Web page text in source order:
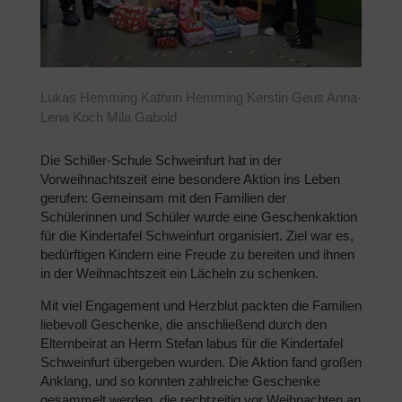
Lukas Hemming Kathrin Hemming Kerstin Geus Anna-
Lena Koch Mila Gabold
Die Schiller-Schule Schweinfurt hat in der
Vorweihnachtszeit eine besondere Aktion ins Leben
gerufen: Gemeinsam mit den Familien der
Schülerinnen und Schüler wurde eine Geschenkaktion
für die Kindertafel Schweinfurt organisiert. Ziel war es,
bedürftigen Kindern eine Freude zu bereiten und ihnen
in der Weihnachtszeit ein Lächeln zu schenken.
Mit viel Engagement und Herzblut packten die Familien
liebevoll Geschenke, die anschließend durch den
Elternbeirat an Herrn Stefan labus für die Kindertafel
Schweinfurt übergeben wurden. Die Aktion fand großen
Anklang, und so konnten zahlreiche Geschenke